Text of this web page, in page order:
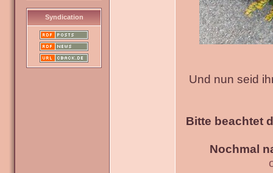
Syndication
Und nun seid
Bitte beachtet
Nochmal